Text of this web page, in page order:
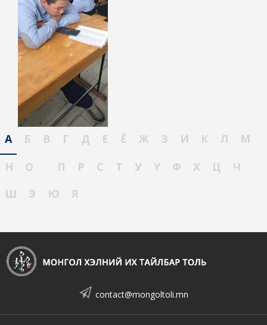
А Б В Г Д Е Ё Ж З И К Л
М
Н
О П Р С Т У Ү Ф Х Ц
Ч
Ш
Э Ю Я
contact@mongoltoli.mn